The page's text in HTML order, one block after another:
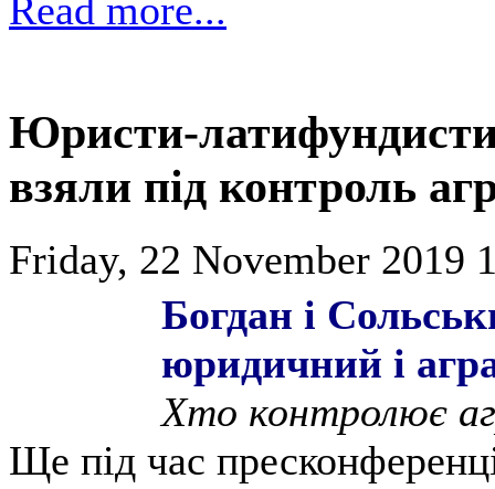
Read more...
Юристи-
взяли під контроль
Friday, 22 November 2019
Богдан і
юридичний і
Хто контролює
Ще під час